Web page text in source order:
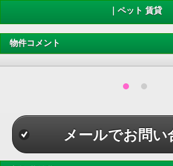
｜ペット 賃貸
物件コメント
メールでお問い